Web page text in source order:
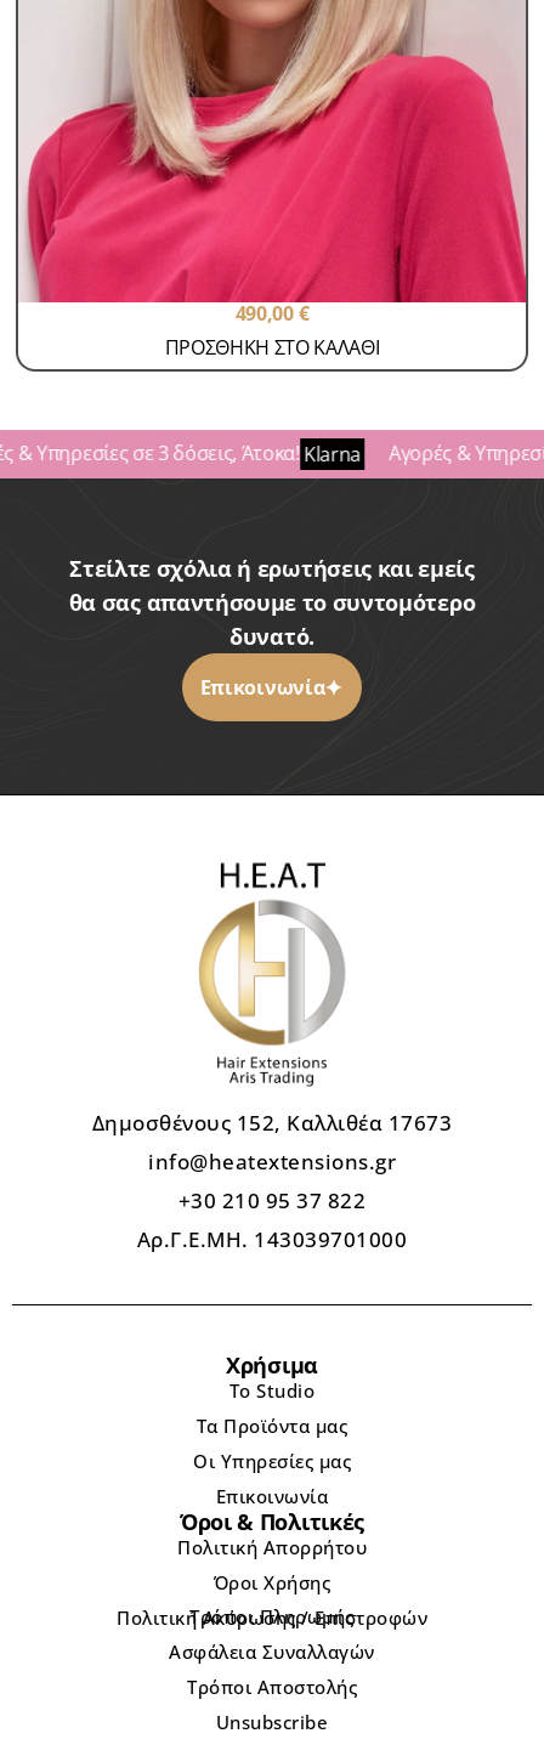
Περούκες Γυναικείες
Περούκες Παθήσεων Lux
SKU: miranda
490,00€
ΠΡΟΣΘΗΚΗ ΣΤΟ ΚΑΛΑΘΙ
Υπηρεσίες σε 3 δόσεις, Άτοκα!Klarna Αγορές &
Στείλτε σχόλια ή ερωτήσεις και εμείς
θα σας απαντήσουμε το συντομότερο
δυνατό.
Επικοινωνία
Δημοσθένους 152, Καλλιθέα 17673
info@heatextensions.gr
+30 210 95 37 822
Αρ.Γ.Ε.ΜΗ. 143039701000
Χρήσιμα
Το Studio
Τα Προϊόντα μας
Οι Υπηρεσίες μας
Επικοινωνία
Όροι & Πολιτικές
Πολιτική Απορρήτου
Όροι Χρήσης
Πολιτική Ακύρωσης / Επιστροφών
Τρόποι Πληρωμής
Ασφάλεια Συναλλαγών
Τρόποι Αποστολής
Unsubscribe